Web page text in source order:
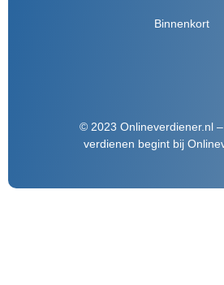
Binnenkort
© 2023 Onlineverdiener.nl
verdienen begint bij